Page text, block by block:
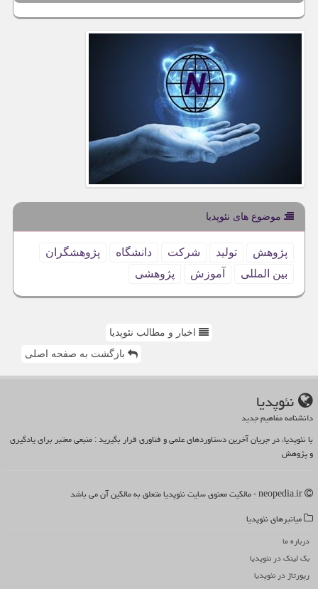
موضوع های نئوپدیا
پژوهش تولید شركت دانشگاه
پژوهشگران
بین المللی
آموزش پژوهشی
اخبار و مطالب نئوپدیا
بازگشت به صفحه اصلی
نئوپدیا
دانشنامه مفاهیم جدید
با نئوپدیا، در جریان آخرین دستاوردهای علمی و فناوری قرار بگیرید : منبعی معتبر برای یادگیری
و پژوهش
میانبرهای نئوپدیا
درباره ما
بک لینک در نئوپدیا
رپورتاژ در نئوپدیا